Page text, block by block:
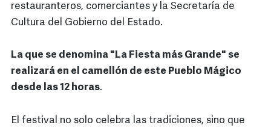
restauranteros, comerciantes y la Secretaría de
Cultura del Gobierno del Estado.
La que se denomina "La Fiesta más Grande" se
realizará en el camellón de este Pueblo Mágico
desde las 12 horas.
El festival no solo celebra las tradiciones, sino que